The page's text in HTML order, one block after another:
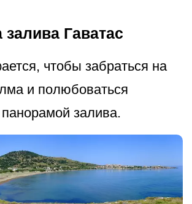
Гаватас
чтобы забраться на
и полюбоваться
залива.